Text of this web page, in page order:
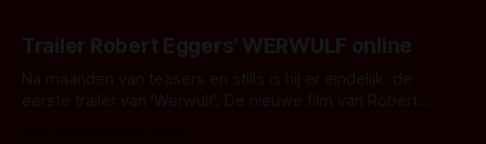
Trailer Robert Eggers' WERWULF online
Na maanden van teasers en stills is hij er eindelijk: de
eerste trailer van 'Werwulf'. De nieuwe film van Robert